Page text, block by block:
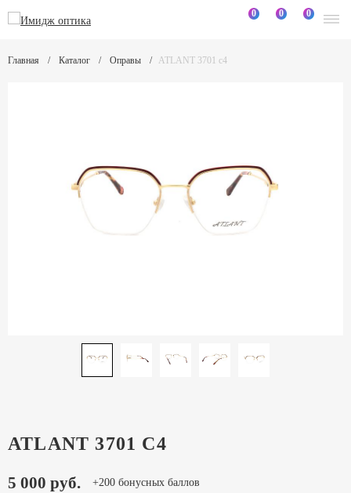
0 0 0
Главная Каталог Оправы ATLANT 3701 c4
ATLANT 3701 C4
5 000 руб. +200 бонусных баллов